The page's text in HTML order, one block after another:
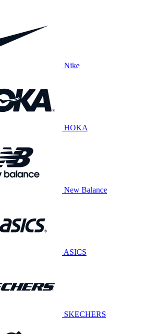
Nike
HOKA
New Balance
ASICS
SKECHERS